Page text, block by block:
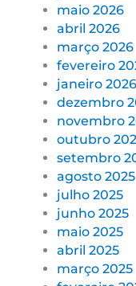
maio 2026
abril 2026
março 2026
fevereiro
janeiro 2026
dezembro
novembro
outubro
setembro
agosto 2025
julho 2025
junho 2025
maio 2025
abril 2025
março 2025